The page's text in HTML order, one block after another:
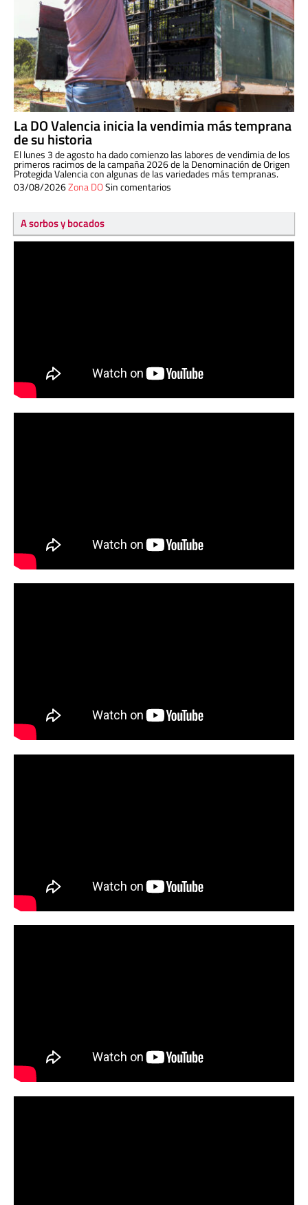
La DO Valencia inicia la vendimia más temprana
de su historia
El lunes 3 de agosto ha dado comienzo las labores de vendimia de los
primeros racimos de la campaña 2026 de la Denominación de Origen
Protegida Valencia con algunas de las variedades más tempranas.
03/08/2026Zona DOSin comentarios
A sorbos y bocados